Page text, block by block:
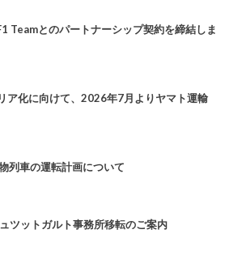
Teamとのパートナーシップ契約を締結しま
ア化に向けて、2026年7月よりヤマト運輸
列車の運転計画について
ツットガルト事務所移転のご案内